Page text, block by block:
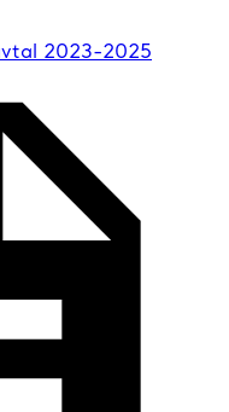
2023-2025